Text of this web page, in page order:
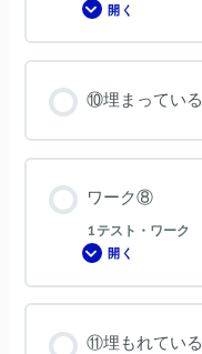
開く
ワ
ク
⑦
⑩埋まってい
ワーク⑧
1 テスト・ワーク
開く
ワ
ク
⑧
⑪埋もれてい